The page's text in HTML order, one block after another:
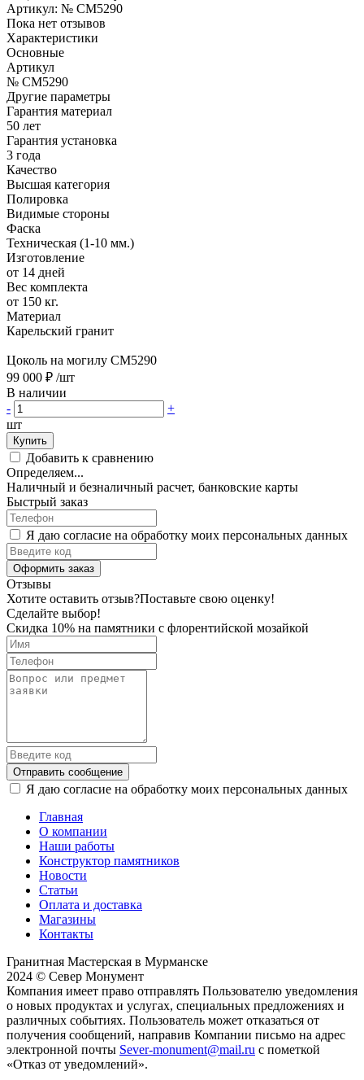
Артикул: № CM5290
Пока нет отзывов
Характеристики
Основные
Артикул
№ CM5290
Другие параметры
Гарантия материал
50 лет
Гарантия установка
3 года
Качество
Высшая категория
Полировка
Видимые стороны
Фаска
Техническая (1-10 мм.)
Изготовление
от 14 дней
Вес комплекта
от 150 кг.
Материал
Карельский гранит
Цоколь на могилу CM5290
99 000 ₽ /шт
В наличии
-
+
шт
Купить
Добавить к сравнению
Определяем...
Наличный и безналичный расчет, банковские карты
Быстрый заказ
Я даю согласие на обработку моих персональных данных
Оформить заказ
Отзывы
Хотите оставить отзыв?Поставьте свою оценку!
Сделайте выбор!
Скидка 10% на памятники с флорентийской мозайкой
Отправить сообщение
Я даю согласие на обработку моих персональных данных
Главная
О компании
Наши работы
Конструктор памятников
Новости
Статьи
Оплата и доставка
Магазины
Контакты
Гранитная Мастерская в Мурманске
2024 © Север Монумент
Компания имеет право отправлять Пользователю уведомления
о новых продуктах и услугах, специальных предложениях и
различных событиях. Пользователь может отказаться от
получения сообщений, направив Компании письмо на адрес
электронной почты Sever-monument@mail.ru с пометкой
«Отказ от уведомлений».